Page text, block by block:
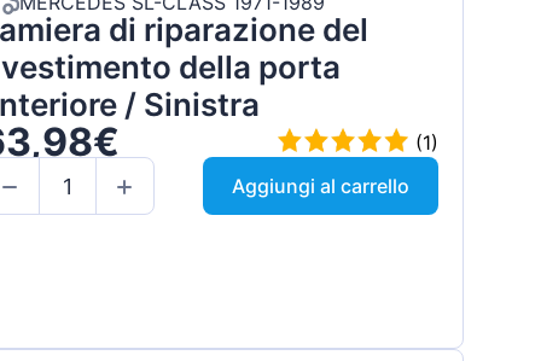
di riparazione del
della porta
/ Sinistra
(1)
Aggiungi al carrello